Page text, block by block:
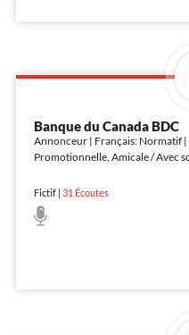
Banque du Canada BDC
Annonceur | Français: Normatif |
Promotionnelle, Amicale / Avec
Fictif| 31 Écoutes